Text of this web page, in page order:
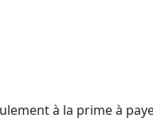
à la prime à